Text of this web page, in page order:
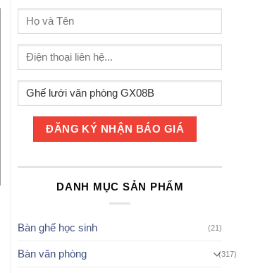
DANH MỤC SẢN PHẨM
Bàn ghế học sinh (21)
Bàn văn phòng (317)